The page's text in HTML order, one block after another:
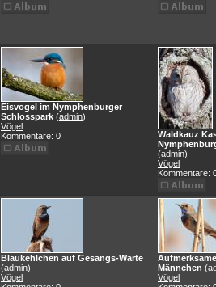
Eisvogel im Nymphenburger
Schlosspark (admin)
Vögel
Kommentare: 0
Waldkauz
(admin)
Vögel
Kommentare:
Blaukehlchen auf Gesangs-Warte
(admin)
Vögel
Männchen (
Vögel